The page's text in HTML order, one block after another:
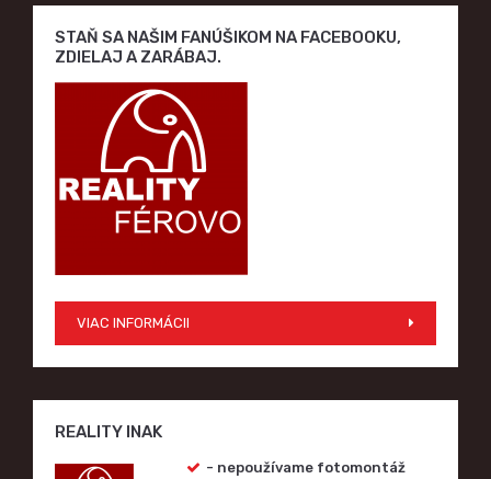
STAŇ SA NAŠIM FANÚŠIKOM NA FACEBOOKU,
ZDIELAJ A ZARÁBAJ.
VIAC INFORMÁCII
REALITY INAK
- nepoužívame fotomontáž